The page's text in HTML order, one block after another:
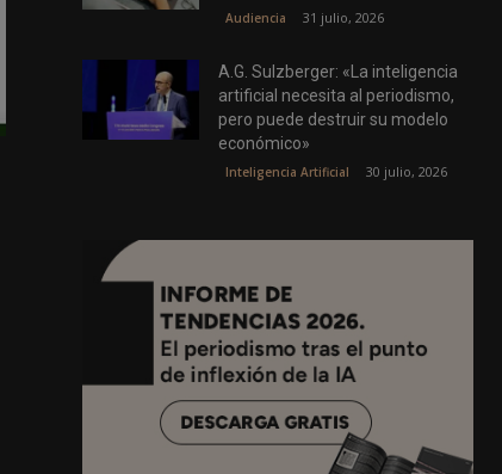
Audiencia 31 julio, 2026
A.G. Sulzberger: «La inteligencia
artificial necesita al periodismo,
pero puede destruir su modelo
económico»
Inteligencia Artificial 30 julio, 2026